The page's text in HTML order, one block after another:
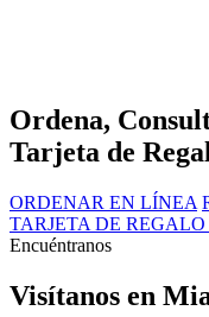
Ordena,
Tarjeta de
ORDENAR EN LÍNEA
TARJETA DE
Encuéntranos
Visítanos en